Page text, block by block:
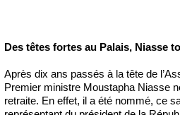
Des têtes fortes au Palais, Niasse
Après dix ans passés à la tête de
Premier ministre Moustapha Niasse
retraite. En effet, il a été nommé, ce